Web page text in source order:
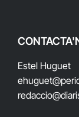
Estel Huguet
ehuguet